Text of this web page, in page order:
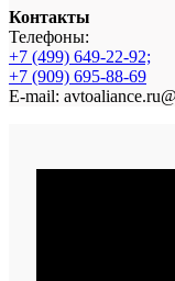
Контакты
Телефоны:
+7 (499) 649-22-92;
+7 (909) 695-88-69
E-mail: